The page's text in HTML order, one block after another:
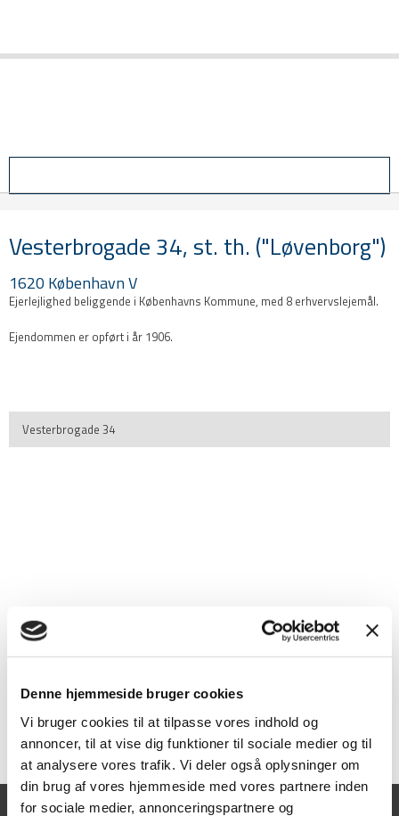
Denne hjemmeside bruger cookies
Vi bruger cookies til at tilpasse vores indhold og
annoncer, til at vise dig funktioner til sociale medier og til
at analysere vores trafik. Vi deler også oplysninger om
din brug af vores hjemmeside med vores partnere inden
for sociale medier, annonceringspartnere og
Vesterbrogade 34, st. th. ("Løvenborg")
1620 København V​
Ejerlejlighed beliggende i Københavns Kommune, med 8 erhvervslejemål.
Ejendommen er opført i år 1906.
Vesterbrogade 34
Ejendomsadministrator Markus Rosenlund –mar@stenohus.dk
​Bogholderiet kan kontaktes påbo@stenohus.dk
​ViceværtThomas Nielsen.
Vi er en del af følgende samarbejde: